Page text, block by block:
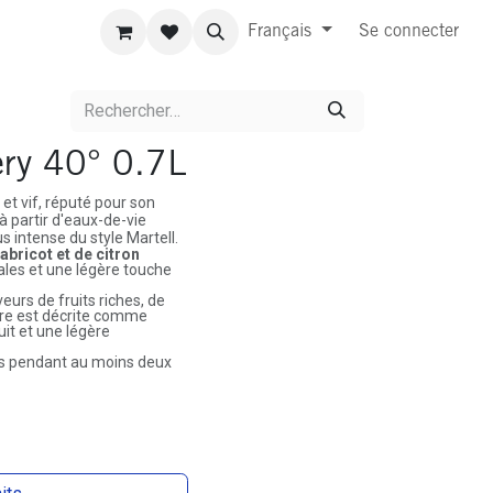
Français Se connecter
40° 0.7L
vif, réputé pour son
partir d'eaux-de-vie
intense du style Martell.
et de citron
et une légère touche
de fruits riches, de
est décrite comme
et une légère
pendant au moins deux